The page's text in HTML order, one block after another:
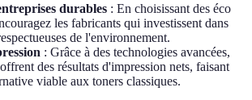
durables : En choisissant des éco
les fabricants qui investissent dans
de l'environnement.
: Grâce à des technologies avancées,
des résultats d'impression nets, faisant
viable aux toners classiques.